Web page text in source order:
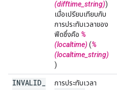
(difftime_string))
เมื่อเปรียบเทียบกับ
การประทับเวลาของ
ฟีดซึ่งคือ %
(localtime) (%
(localtime_string)
)
INVALID การประทับเวลา